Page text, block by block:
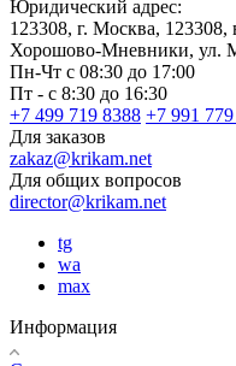
Юридический адрес:
123308, г. Москва,
Хорошово-Мневники, ул.
Пн-Чт с 08:30 до 17:00
Пт - с 8:30 до 16:30
+7 499 719 8388 +7 991
Для заказов
zakaz@krikam.net
Для общих вопросов
director@krikam.net
tg
wa
max
Информация